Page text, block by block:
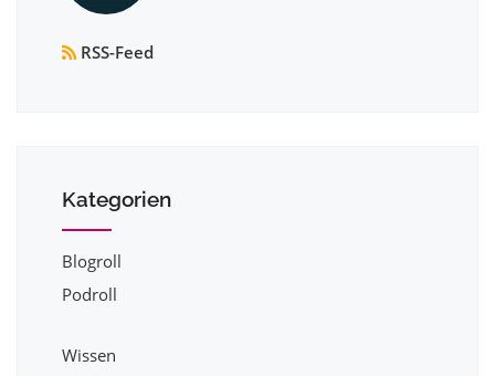
RSS-Feed
Kategorien
Blogroll
Podroll
Wissen